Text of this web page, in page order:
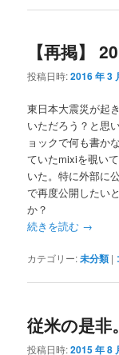
【再掲】
投稿日時:2016 年 3
東日本大震災が起
いただろう？と思
ョックで何も書か
ていたmixiを覗い
いた。特に外部に
で再度公開したい
か？
続きを読む →
カテゴリー:未分類 |
従米の是非。
投稿日時:2015 年 8